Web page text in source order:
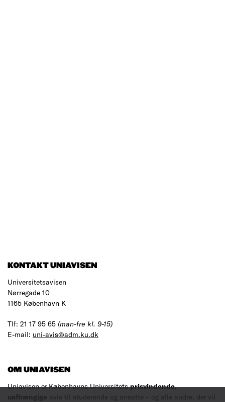
KONTAKT UNIAVISEN
Universitetsavisen
Nørregade 10
1165 København K
Tlf: 21 17 95 65 (man-fre kl. 9-15)
E-mail: uni-avis@adm.ku.dk
OM UNIAVISEN
Uniavisen er Københavns Universitetsprisvindende,
uafhængige avis til studerende og ansatte – og alle andre, der vil